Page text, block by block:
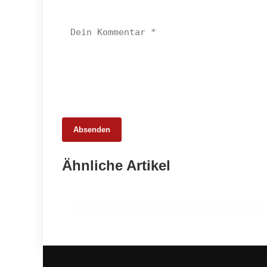
Absenden
Ähnliche Artikel
65 Millionen Euro Umsatz in der